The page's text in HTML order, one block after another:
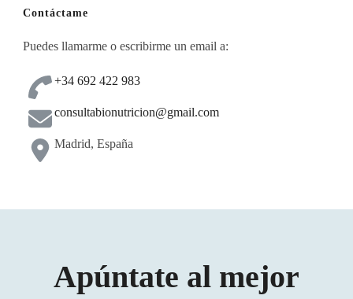
Contáctame
Puedes llamarme o escribirme un email a:
+34 692 422 983
consultabionutricion@gmail.com
Madrid, España
Apúntate al mejor